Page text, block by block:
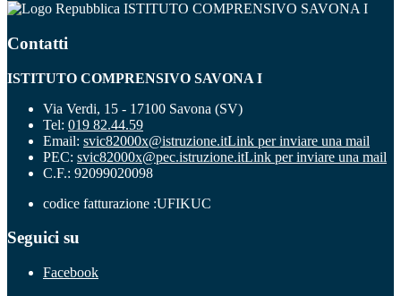
ISTITUTO COMPRENSIVO SAVONA I
Contatti
ISTITUTO COMPRENSIVO SAVONA I
Via Verdi, 15 - 17100 Savona (SV)
Tel: 019 82.44.59
Email: svic82000x@istruzione.itLink per inviare una mail
PEC: svic82000x@pec.istruzione.itLink per inviare una mail
C.F.: 92099020098
codice fatturazione :UFIKUC
Seguici su
Facebook